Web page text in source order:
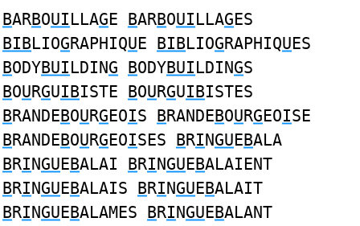
BARBOUILLAGE BARBOUILLAGES
BIBLIOGRAPHIQUE BIBLIOGRAPHIQUES
BODYBUILDING BODYBUILDINGS
BOURGUIBISTE BOURGUIBISTES
BRANDEBOURGEOIS BRANDEBOURGEOISE
BRANDEBOURGEOISES BRINGUEBALA
BRINGUEBALAI BRINGUEBALAIENT
BRINGUEBALAIS BRINGUEBALAIT
BRINGUEBALAMES BRINGUEBALANT